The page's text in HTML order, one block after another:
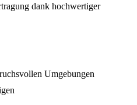
dank hochwertiger
Umgebungen